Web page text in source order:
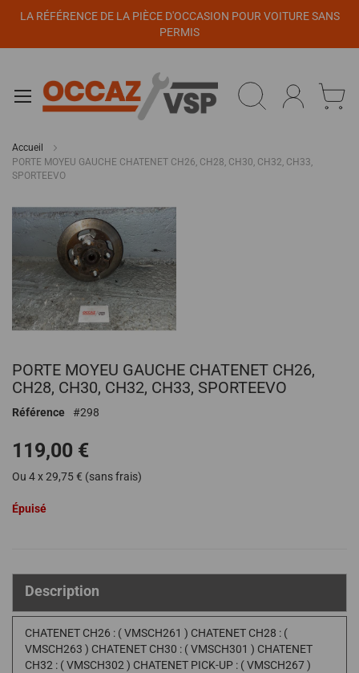
LA RÉFÉRENCE DE LA PIÈCE D'OCCASION POUR VOITURE SANS
PERMIS
Accueil
PORTE MOYEU GAUCHE CHATENET CH26, CH28, CH30, CH32, CH33,
SPORTEEVO
Passer
fin
la
galerie
d’images
au
début
la
d’images
PORTE MOYEU GAUCHE CHATENET CH26,
CH28, CH30, CH32, CH33, SPORTEEVO
Référence 298
119,00 €
Ou 4 x 29,75 € (sans frais)
Épuisé
Description
CHATENET CH26 : ( VMSCH261 ) CHATENET CH28 : (
VMSCH263 ) CHATENET CH30 : ( VMSCH301 ) CHATENET
CH32 : ( VMSCH302 ) CHATENET PICK-UP : ( VMSCH267 )
Panneau de gestion des cookies